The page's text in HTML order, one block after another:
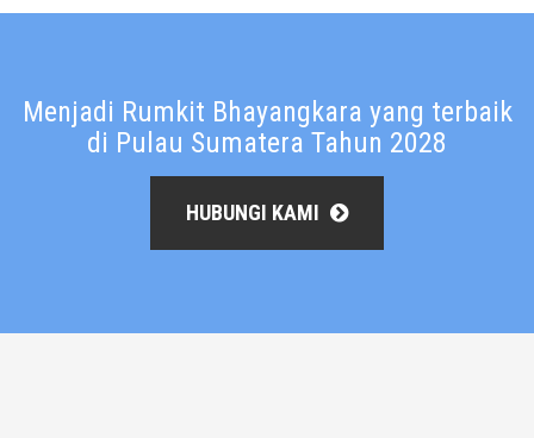
Menjadi Rumkit Bhayangkara yang terbaik
di Pulau Sumatera Tahun 2028
HUBUNGI KAMI